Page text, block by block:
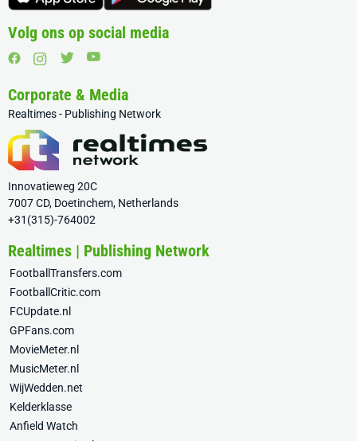
Volg ons op social media
Corporate & Media
Realtimes - Publishing Network
Innovatieweg 20C
7007 CD, Doetinchem, Netherlands
+31(315)-764002
Realtimes | Publishing Network
FootballTransfers.com
FootballCritic.com
FCUpdate.nl
GPFans.com
MovieMeter.nl
MusicMeter.nl
WijWedden.net
Kelderklasse
Anfield Watch